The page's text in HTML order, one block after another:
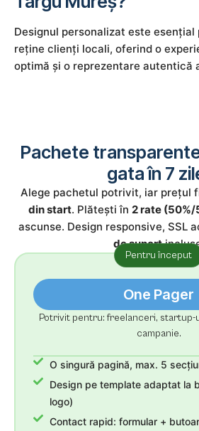
Designul personalizat este esențial
reține clienți locali, oferind o
optimă și o reprezentare autentică
Pachete
gata în 7
Alege pachetul potrivit, iar prețul
din start. Plătești în 2 rate (50%/
ascunse. Design responsive, SSL
de suport
One Pager
Potrivit pentru: freelanceri, startup-
campanie.
Pentru început
O singură pagină, max. 5
Design pe template adaptat la
logo)
Contact rapid: formular +